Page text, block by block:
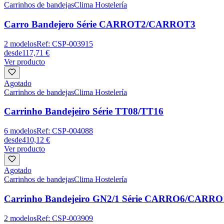
Carrinhos de bandejasClima Hostelería
Carro Bandejero Série CARROT2/CARROT3
2 modelosRef: CSP-003915
desde117,71 €
Ver producto
Agotado
Carrinhos de bandejasClima Hostelería
Carrinho Bandejeiro Série TT08/TT16
6 modelosRef: CSP-004088
desde410,12 €
Ver producto
Agotado
Carrinhos de bandejasClima Hostelería
Carrinho Bandejeiro GN2/1 Série CARRO6/
2 modelosRef: CSP-003909